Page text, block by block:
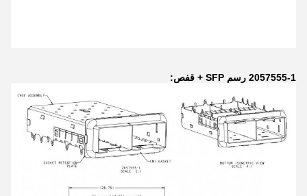
2057555-1 رسم SFP + قفص: